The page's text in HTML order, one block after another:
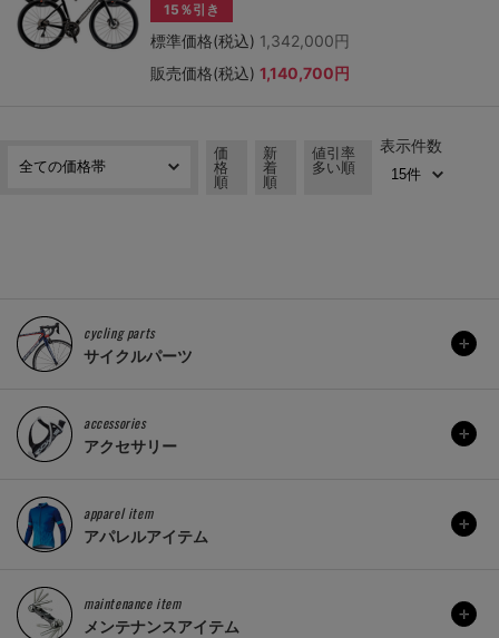
15％引き
標準価格(税込) 1,342,000円
販売価格(税込) 1,140,700円
価
格
順
新
着
順
値引率
多い順
表示件数
cycling parts
サイクルパーツ
accessories
アクセサリー
apparel item
アパレルアイテム
maintenance item
メンテナンスアイテム